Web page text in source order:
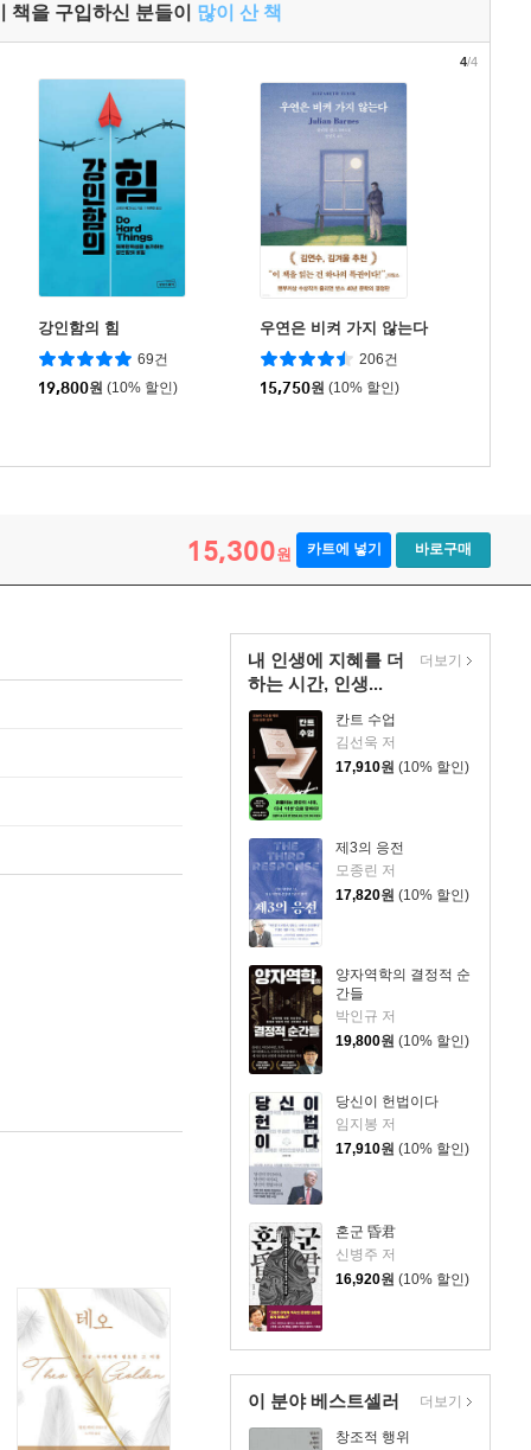
책을 구입하신 분들이 많이 산 책
강인함의 힘
69건
19,800원 (10% 할인)
우연은 비켜 가지 않는다
206건
15,750원 (10% 할인)
4/4
15,300원 카트에 넣기 바로구매
내 인생에 지혜를 더
하는 시간, 인생...
칸트 수업
김선욱 저
17,910원 (10% 할인)
제3의 응전
모종린 저
17,820원 (10% 할인)
양자역학의 결정적 순
간들
박인규 저
19,800원 (10% 할인)
당신이 헌법이다
임지봉 저
17,910원 (10% 할인)
혼군 昏君
신병주 저
16,920원 (10% 할인)
더보기
이 분야 베스트셀러
창조적 행위
더보기